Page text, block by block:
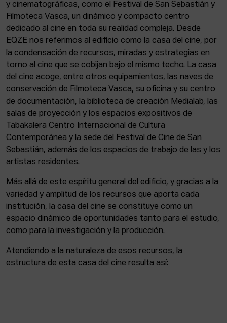
y cinematográficas, como el Festival de San Sebastián y
Filmoteca Vasca, un dinámico y compacto centro
dedicado al cine en toda su realidad compleja. Desde
EQZE nos referimos al edificio como la casa del cine, por
la condensación de recursos, miradas y estrategias en
torno al cine que se cobijan bajo el mismo techo. La casa
del cine acoge, entre otros equipamientos, las naves de
conservación de Filmoteca Vasca, su oficina y su centro
de documentación, la biblioteca de creación Medialab, las
salas de proyección y los espacios expositivos de
Tabakalera Centro Internacional de Cultura
Contemporánea y la sede del Festival de Cine de San
Sebastián, además de los espacios de trabajo de las y los
artistas residentes.
Más allá de este espíritu general del edificio, y gracias a la
variedad y amplitud de los recursos que aporta cada
institución, la casa del cine se constituye como un
espacio dinámico de oportunidades tanto para el estudio,
como para la investigación y la producción.
Atendiendo a la naturaleza de esos recursos, la
estructura de esta casa del cine resulta así: